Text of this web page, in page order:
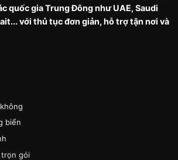
quốc gia Trung Đông như UAE, Saudi
với thủ tục đơn giản, hỗ trợ tận nơi và
biển
trọn gói